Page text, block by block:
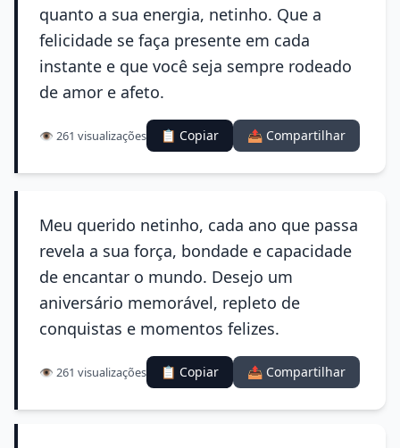
quanto a sua energia, netinho. Que a
felicidade se faça presente em cada
instante e que você seja sempre rodeado
de amor e afeto.
👁️ 261 visualizações 📋 Copiar 📤 Compartilhar
Meu querido netinho, cada ano que passa
revela a sua força, bondade e capacidade
de encantar o mundo. Desejo um
aniversário memorável, repleto de
conquistas e momentos felizes.
👁️ 261 visualizações 📋 Copiar 📤 Compartilhar